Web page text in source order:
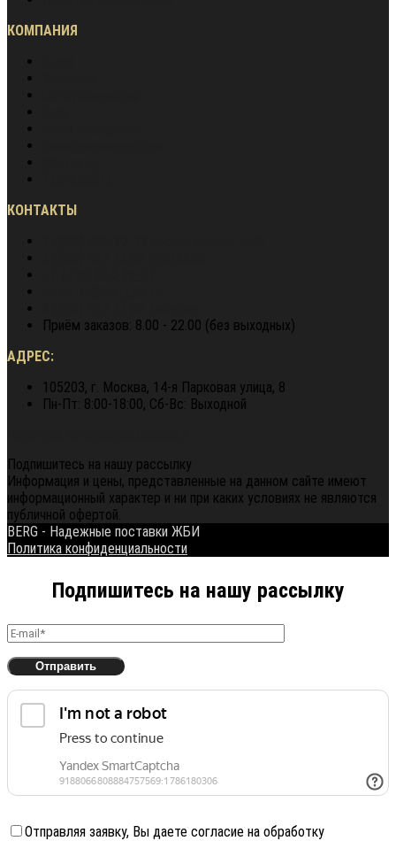
КОМПАНИЯ
КОНТАКТЫ
Приём заказов: 8.00 - 22.00 (без выходных)
АДРЕС:
105203, г. Москва, 14-я Парковая улица, 8
Пн-Пт: 8:00-18:00, Сб-Вс: Выходной
Подпишитесь на нашу рассылку
Информация и цены, представленные на данном сайте имеют
информационный характер и ни при каких условиях не являются
публичной офертой.
BERG - Надежные поставки ЖБИ
Политика конфиденциальности
Подпишитесь на нашу рассылку
Отправляя заявку, Вы даете согласие на обработку